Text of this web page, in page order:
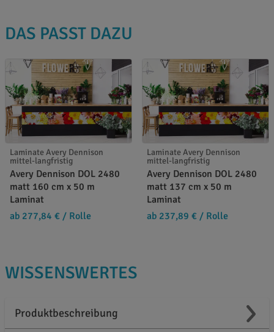
DAS PASST DAZU
Laminate Avery Dennison
mittel-langfristig
Avery Dennison DOL 2480
matt 160 cm x 50 m
Laminat
ab 277,84 € / Rolle
Laminate Avery Dennison
mittel-langfristig
Avery Dennison DOL 2480
matt 137 cm x 50 m
Laminat
ab 237,89 € / Rolle
WISSENSWERTES
Produktbeschreibung